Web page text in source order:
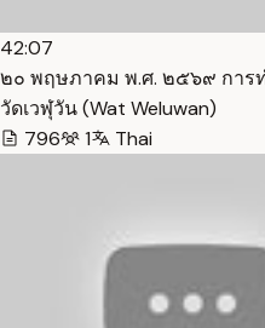
42:07
๒๐ พฤษภาคม พ.ศ. ๒๕๖๙ การ
วัดเวฬุวัน (Wat Weluwan)
796
1 Thai